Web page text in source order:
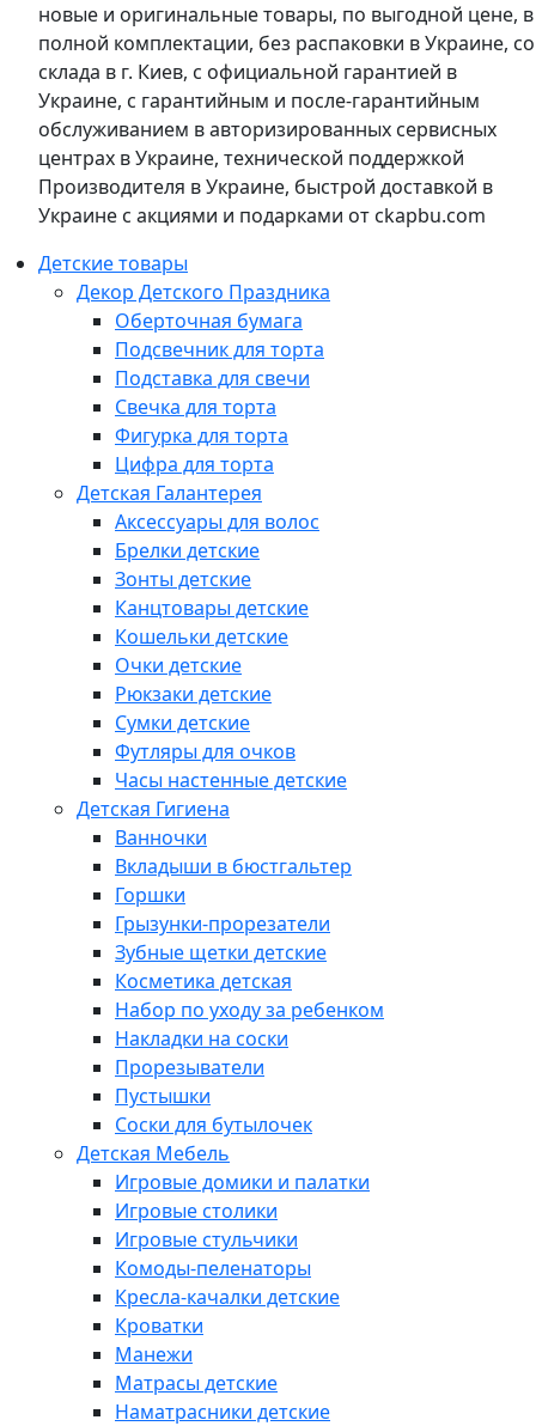
новые и оригинальные товары, по выгодной цене, в
полной комплектации, без распаковки в Украине, со
склада в г. Киев, с официальной гарантией в
Украине, с гарантийным и после-гарантийным
обслуживанием в авторизированных сервисных
центрах в Украине, технической поддержкой
Производителя в Украине, быстрой доставкой в
Украине с акциями и подарками от ckapbu.com
Детские товары
Декор Детского Праздника
Оберточная бумага
Подсвечник для торта
Подставка для свечи
Свечка для торта
Фигурка для торта
Цифра для торта
Детская Галантерея
Аксессуары для волос
Брелки детские
Зонты детские
Канцтовары детские
Кошельки детские
Очки детские
Рюкзаки детские
Сумки детские
Футляры для очков
Часы настенные детские
Детская Гигиена
Ванночки
Вкладыши в бюстгальтер
Горшки
Грызунки-прорезатели
Зубные щетки детские
Косметика детская
Набор по уходу за ребенком
Накладки на соски
Прорезыватели
Пустышки
Соски для бутылочек
Детская Мебель
Игровые домики и палатки
Игровые столики
Игровые стульчики
Комоды-пеленаторы
Кресла-качалки детские
Кроватки
Манежи
Матрасы детские
Наматрасники детские